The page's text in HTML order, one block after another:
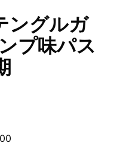
ングルガ
プ味パス